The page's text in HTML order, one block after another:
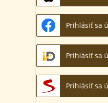
Prihlásiť sa
Prihlásiť sa
Prihlásiť sa